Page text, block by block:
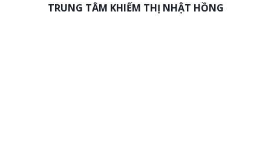
TRUNG TÂM KHIẾM THỊ NHẬT HỒNG